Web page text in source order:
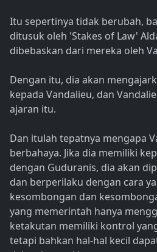
Itu sepertinya tidak berubah,
ditusuk oleh 'Stakes of Law'
dibebaskan dari mereka oleh
Dengan itu, dia akan
kepada Vandalieu, dan
ajaran itu.
Dan itulah tepatnya mengapa
berbahaya. Jika dia memiliki
dengan Guduranis, dia akan
dan berperilaku dengan cara
kesombongan dan
yang memerintah hanya
ketakutan memiliki kontrol
tetapi bahkan hal-hal kecil